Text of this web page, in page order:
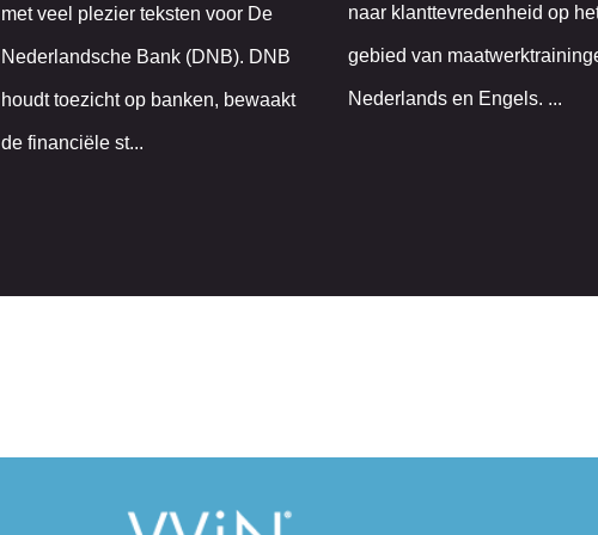
met veel plezier teksten voor De
Nederlandsche Bank (DNB). DNB
houdt toezicht op banken, bewaakt
de financiële st...
naar klanttevredenheid op
gebied van
Nederlands en Engels. ...